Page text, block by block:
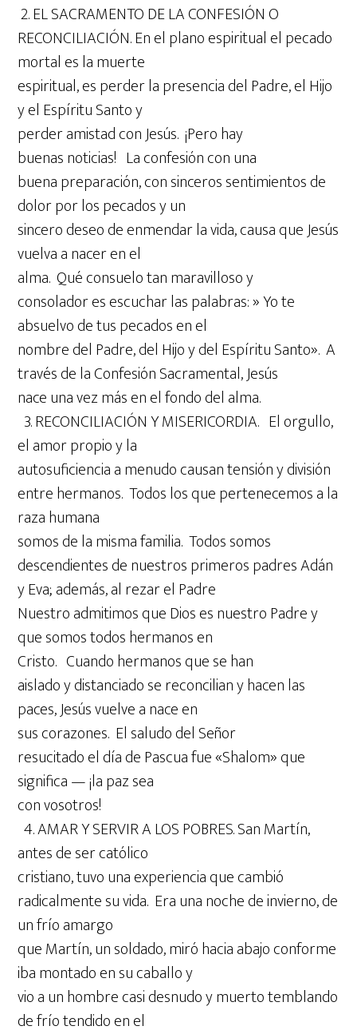
2. EL SACRAMENTO DE LA CONFESIÓN O
RECONCILIACIÓN. En el plano espiritual el pecado
mortal es la muerte
espiritual, es perder la presencia del Padre, el Hijo
y el Espíritu Santo y
perder amistad con Jesús. ¡Pero hay
buenas noticias! La confesión con una
buena preparación, con sinceros sentimientos de
dolor por los pecados y un
sincero deseo de enmendar la vida, causa que Jesús
vuelva a nacer en el
alma. Qué consuelo tan maravilloso y
consolador es escuchar las palabras: » Yo te
absuelvo de tus pecados en el
nombre del Padre, del Hijo y del Espíritu Santo». A
través de la Confesión Sacramental, Jesús
nace una vez más en el fondo del alma.
3. RECONCILIACIÓN Y MISERICORDIA. El orgullo,
el amor propio y la
autosuficiencia a menudo causan tensión y división
entre hermanos. Todos los que pertenecemos a la
raza humana
somos de la misma familia. Todos somos
descendientes de nuestros primeros padres Adán
y Eva; además, al rezar el Padre
Nuestro admitimos que Dios es nuestro Padre y
que somos todos hermanos en
Cristo. Cuando hermanos que se han
aislado y distanciado se reconcilian y hacen las
paces, Jesús vuelve a nace en
sus corazones. El saludo del Señor
resucitado el día de Pascua fue «Shalom» que
significa — ¡la paz sea
con vosotros!
4. AMAR Y SERVIR A LOS POBRES. San Martín,
antes de ser católico
cristiano, tuvo una experiencia que cambió
radicalmente su vida. Era una noche de invierno, de
un frío amargo
que Martín, un soldado, miró hacia abajo conforme
iba montado en su caballo y
vio a un hombre casi desnudo y muerto temblando
de frío tendido en el